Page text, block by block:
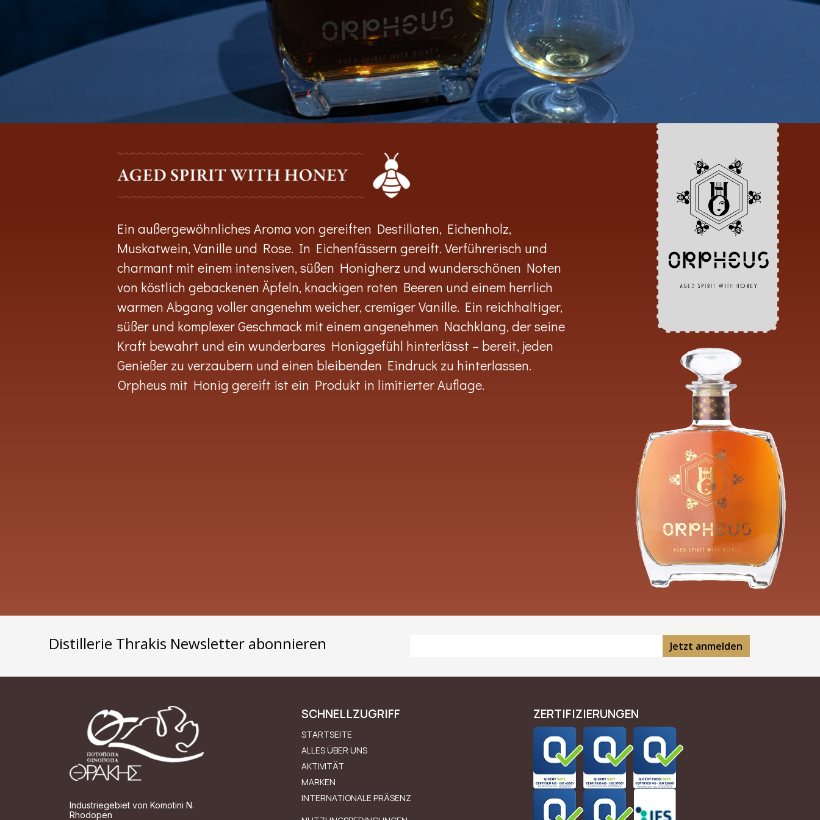
Ein außergewöhnliches Aroma von gereiften Destillaten, Eichenholz,
Muskatwein, Vanille und Rose. In Eichenfässern gereift. Verführerisch und
charmant mit einem intensiven, süßen Honigherz und wunderschönen Noten
von köstlich gebackenen Äpfeln, knackigen roten Beeren und einem herrlich
warmen Abgang voller angenehm weicher, cremiger Vanille. Ein reichhaltiger,
süßer und komplexer Geschmack mit einem angenehmen Nachklang, der seine
Kraft bewahrt und ein wunderbares Honiggefühl hinterlässt – bereit, jeden
Genießer zu verzaubern und einen bleibenden Eindruck zu hinterlassen.
Orpheus mit Honig gereift ist ein Produkt in limitierter Auflage.
Distillerie Thrakis Newsletter abonnieren Jetzt anmelden
Industriegebiet von Komotini N.
Rhodopen
SCHNELLZUGRIFF
STARTSEITE
ALLES ÜBER UNS
AKTIVITÄT
MARKEN
INTERNATIONALE PRÄSENZ
ZERTIFIZIERUNGEN